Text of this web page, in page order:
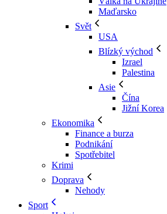
Maďarsko
Svět
USA
Blízký východ
Izrael
Palestina
Asie
Čína
Jižní Korea
Ekonomika
Finance a burza
Podnikání
Spotřebitel
Krimi
Doprava
Nehody
Sport